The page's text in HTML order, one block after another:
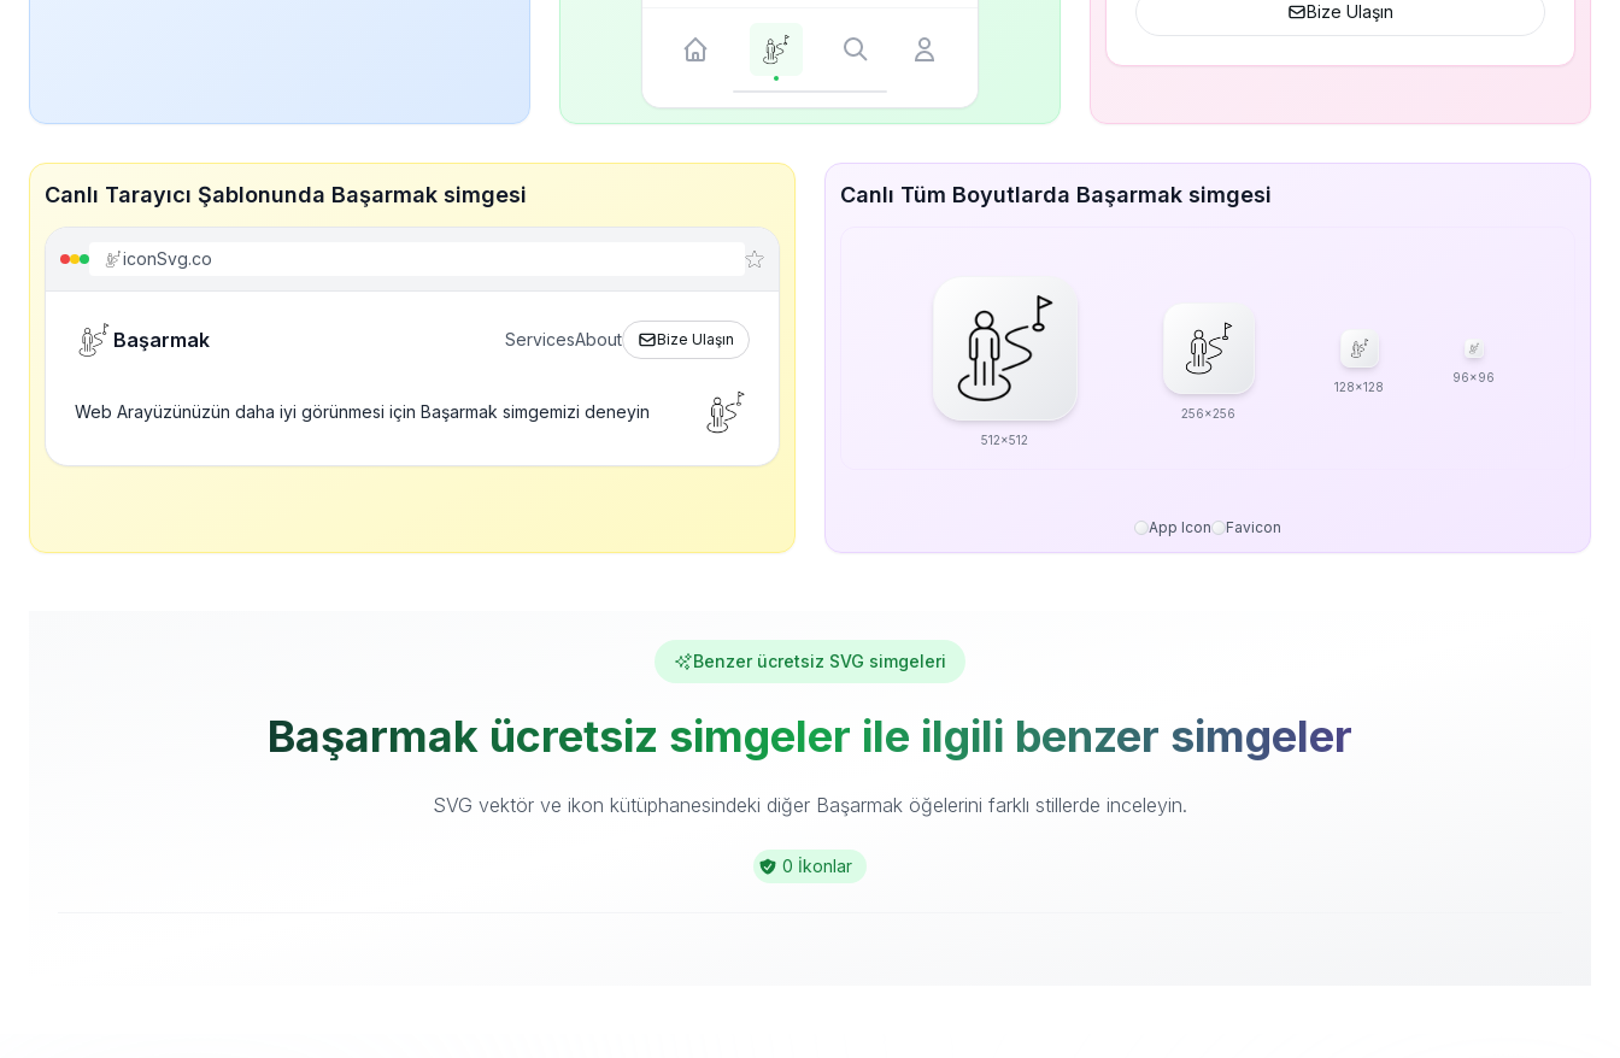
Bize Ulaşın
Canlı Tarayıcı Şablonunda Başarmak simgesi
iconSvg.co
Başarmak ServicesAbout Bize Ulaşın
Web Arayüzünüzün daha iyi görünmesi için Başarmak simgemizi deneyin
Canlı Tüm Boyutlarda Başarmak simgesi
512x512
256x256
128x128
96x96
App Icon Favicon
Benzer ücretsiz SVG simgeleri
Başarmak ücretsiz simgeler ile ilgili benzer simgeler
SVG vektör ve ikon kütüphanesindeki diğer Başarmak öğelerini farklı stillerde inceleyin.
0 İkonlar